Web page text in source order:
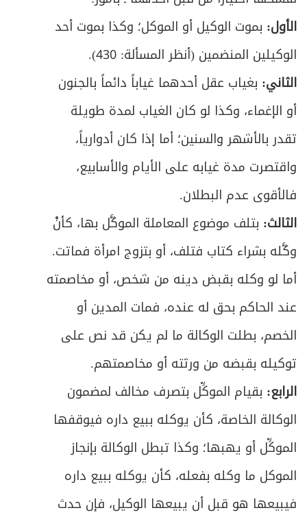
الأول: بموت الوكيل أو الموكل؛ وكذا بموت أحد
الوكيلين المنضمين (أنظر المسألة: 430).
الثاني: بغياب عقل أحدهما غياباً دائماً بالجنون
أو الإغماء، وكذا لو كان الغياب لمدة طويلة
تقدر بالأشهر والسنين؛ أما إذا كان أدوارياً،
واقتصرت مدة غيابه على الأيام والأسابيع،
فالأقوى عدم البطلان.
الثالث: بتلف موضوع المعاملة الموكَّل بها، كأنْ
وكَّله بشراء كتاب فتلف، أو بتزوج امرأة فماتت.
أما لو وكله بقبض دينه من شخص، أو مخاصمته
عند الحاكم بحق له عنده، فمات المدين أو
الخصم، بطلت الوكالة ما لم يكن قد نص على
توكيله بقبضه من ورثته أو مخاصمتهم.
الرابع: بقيام الموكِّل بتصرف مخالف لمضمون
الوكالة الخاصة، كأن يوكله ببيع داره فيوقفها
الموكِّل أو يهبها؛ وكذا تبطل الوكالة بإنجاز
الموكل ما وكله بفعله، كأن يوكله ببيع داره
فيبيعها هو قبل أن يبيعها الوكيل، فإن حدث